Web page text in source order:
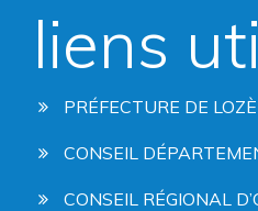
liens
PRÉFECTURE DE
CONSEIL
CONSEIL RÉGIONAL